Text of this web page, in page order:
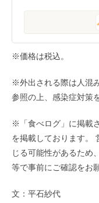
※価格は税込。
※外出される際は人混
参照の上、感染症対策
※「食べログ」に掲載
を掲載しております。
じる可能性があるため
等で事前にご確認をお
文：平石紗代